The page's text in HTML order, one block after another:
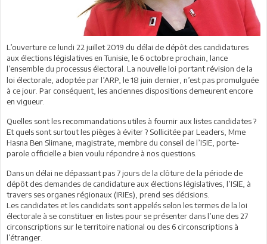
L’ouverture ce lundi 22 juillet 2019 du délai de dépôt des candidatures
aux élections législatives en Tunisie, le 6 octobre prochain, lance
l’ensemble du processus électoral. La nouvelle loi portant révision de la
loi électorale, adoptée par l’ARP, le 18 juin dernier, n’est pas promulguée
à ce jour. Par conséquent, les anciennes dispositions demeurent encore
en vigueur.
Quelles sont les recommandations utiles à fournir aux listes candidates ?
Et quels sont surtout les pièges à éviter ? Sollicitée par Leaders, Mme
Hasna Ben Slimane, magistrate, membre du conseil de l’ISIE, porte-
parole officielle a bien voulu répondre à nos questions.
Dans un délai ne dépassant pas 7 jours de la clôture de la période de
dépôt des demandes de candidature aux élections législatives, l’ISIE, à
travers ses organes régionaux (IRIEs), prend ses décisions.
Les candidates et les candidats sont appelés selon les termes de la loi
électorale à se constituer en listes pour se présenter dans l’une des 27
circonscriptions sur le territoire national ou des 6 circonscriptions à
l’étranger.